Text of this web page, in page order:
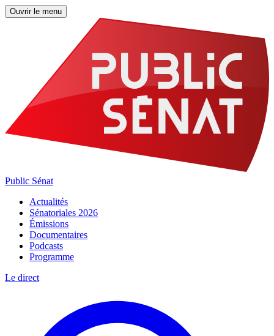
Ouvrir le menu
Public Sénat
Actualités
Sénatoriales 2026
Émissions
Documentaires
Podcasts
Programme
Le direct